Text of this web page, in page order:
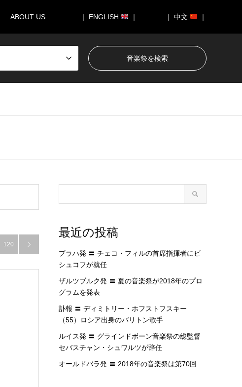
ABOUT US ｜ ENGLISH ｜ ｜ 中文 ｜
120 
最近の投稿
プラハ発 〓 チェコ・フィルの首席指揮者にビ
シュコフが就任
ザルツブルク発 〓 夏の音楽祭が2018年のプロ
グラムを発表
訃報 〓 ディミトリー・ホフストフスキー
（55）ロシア出身のバリトン歌手
ルイス発 〓 グラインドボーン音楽祭の総監督
セバスチャン・シュワルツが辞任
オールドバラ発 〓 2018年の音楽祭は第70回